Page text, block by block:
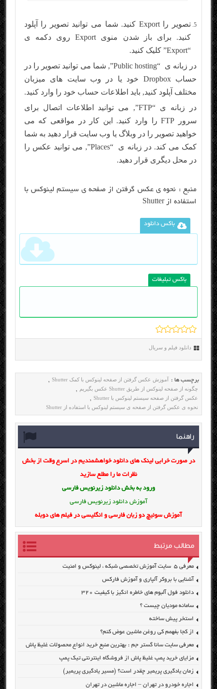
تصویر را Export کنید. شما می توانید تصویر را آپلود
کنید. برای باز شدن منوی Export روی دکمه ی
“Export” کلیک کنید.
در زبانه ی “Public hosting”, شما می توانید تصویر را در
حساب Dropbox خود یا در وب سایت های میزبان
مختلف آپلود کنید, باید اطلاعات حساب خود را وارد کنید.
در زبانه ی “FTP”, می توانید اطلاعات اتصال برای
سرور FTP را وارد کنید. این کار در مواقعی که می
خواهید تصویر را در وبلاگ یا وب سایت قرار دهید به شما
کمک می کند. در زبانه ی “Places”, می توانید عکس را
در محل دیگری قرار دهید.
منبع : نحوه ی عکس گرفتن از صفحه ی سیستم لینوکس با
استفاده از Shutter
باکس دانلود
باکس تبلیغات
دانلود فیلم و سریال
برچسب ها : آموزش عکس گرفتن از صفحه لینوکس با کمک Shutter ,
چگونه از صفحه لینوکس از طریق Shutter عکس بگیریم ,
عکس گرفتن از صفحه سیستم لینوکس با Shutter ,
نحوه ی عکس گرفتن از صفحه ی سیستم لینوکس با استفاده از Shutter
راهنما
در صورت خرابی لینک های دانلود خواهشمندیم در اسرع وقت از بخش
نظرات ما را مطلع سازید
ورود به بخش دانلود زیرنویس فارسی
آموزش دانلود زیرنویس فارسی
آموزش سوئیچ دو زبان فارسی و انگلیسی در فیلم های دوبله
مطالب مرتبط
معرفی ۵ سایت آموزش تخصصی شبکه ، لینوکس و امنیت
آشنایی با بروکر آلپاری و آموزش فارکس
دانلود فول آلبوم های خاطره انگیز با کیفیت ۳۲۰
سامانه مودیان چیست ؟
استخر پیش ساخته
از کجا بفهمم کی روغن ماشین عوض کنم؟
معرفی سایت سانا گستر جم : بهترین منبع خرید انواع محصولات غلیظ پاش
مزایای خرید پمپ غلیظ پاش از فروشگاه اینترنتی تیک پمپ
زمان یادگیری پریمیر چقدر است؟ (مسیر یادگیری پریمیر)
اجاره خودرو در تهران – اجاره ماشین در تهران